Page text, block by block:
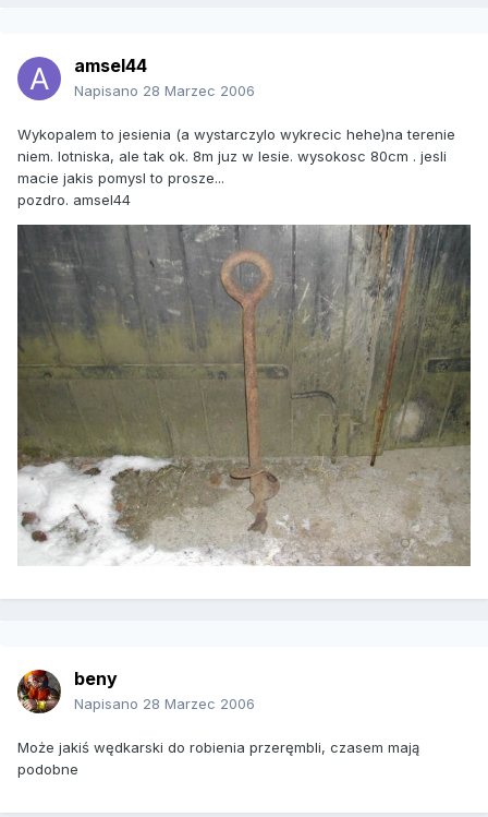
amsel44
Napisano 28 Marzec 2006
Wykopalem to jesienia (a wystarczylo wykrecic hehe)na terenie
niem. lotniska, ale tak ok. 8m juz w lesie. wysokosc 80cm . jesli
macie jakis pomysl to prosze...
pozdro. amsel44
beny
Napisano 28 Marzec 2006
Może jakiś wędkarski do robienia przeręmbli, czasem mają
podobne